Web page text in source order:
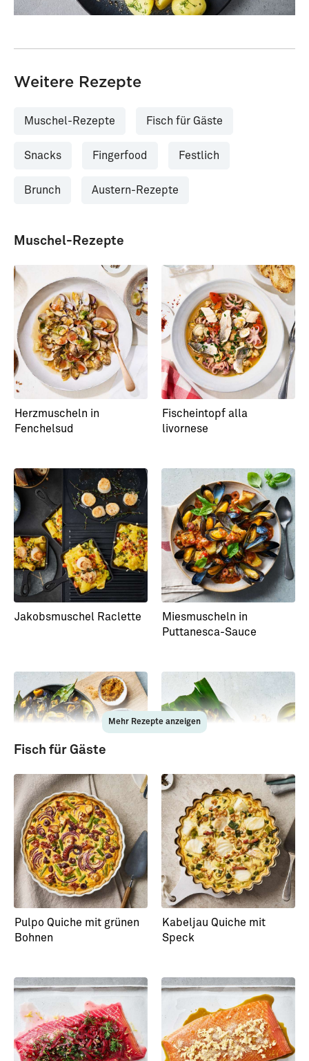
Weitere Rezepte
Muschel-Rezepte Fisch für Gäste
Snacks Fingerfood Festlich
Brunch Austern-Rezepte
Muschel-Rezepte
Herzmuscheln in
Fenchelsud
Fischeintopf alla
livornese
Jakobsmuschel Raclette
Miesmuscheln in
Puttanesca-Sauce
Miesmuscheln mit Cajun-
Butter
Miesmuscheln Bali Style
Mehr Rezepte anzeigen
Fisch für Gäste
Pulpo Quiche mit grünen
Bohnen
Kabeljau Quiche mit
Speck